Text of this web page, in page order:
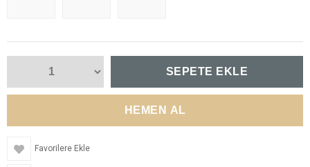
Favorilere Ekle